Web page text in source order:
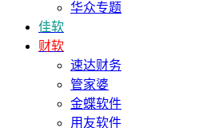
华众专题
佳软
财软
速达财务
管家婆
金蝶软件
用友软件